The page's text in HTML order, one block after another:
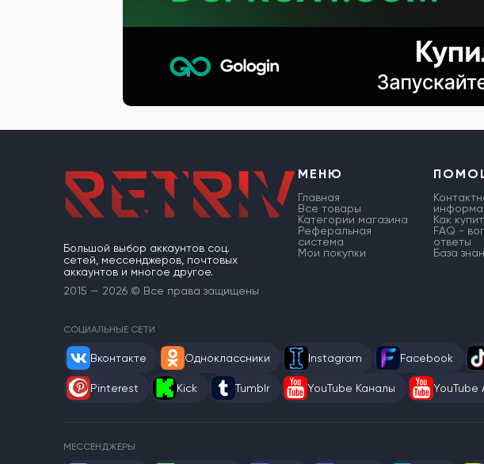
Большой выбор аккаунтов соц.
сетей, мессенджеров, почтовых
аккаунтов и многое другое.
2015 — 2026 © Все права защищены
МЕНЮ
Главная
Все товары
Категории магазина
Реферальная
система
Мои покупки
Как
FAQ -
ответы
База
СОЦИАЛЬНЫЕ СЕТИ
Вконтакте Одноклассники Instagram Facebook
Pinterest Kick Tumblr YouTube Каналы YouTube
МЕССЕНДЖЕРЫ